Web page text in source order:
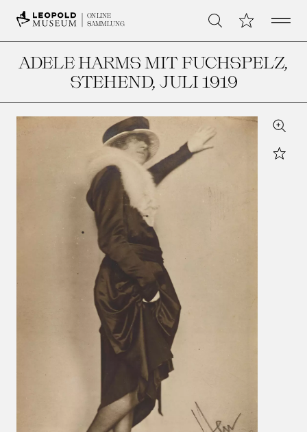
ONLINE
SAMMLUNG
Suche Meine Open
ADELE HARMS MIT FUCHSPELZ,
STEHEND, JULI 1919
Zoom
Star